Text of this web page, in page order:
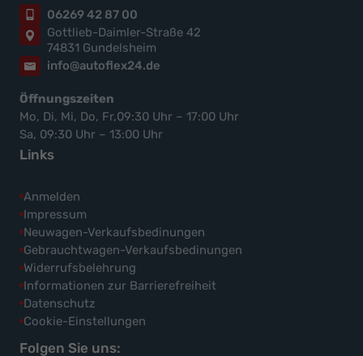
06269 42 87 00
Gottlieb-Daimler-Straße 42
74831 Gundelsheim
info@autoflex24.de
Öffnungszeiten
Mo, Di, Mi, Do, Fr,09:30 Uhr – 17:00 Uhr
Sa, 09:30 Uhr – 13:00 Uhr
Links
Anmelden
Impressum
Neuwagen-Verkaufsbedinungen
Gebrauchtwagen-Verkaufsbedinungen
Widerrufsbelehrung
Informationen zur Barrierefreiheit
Datenschutz
Cookie-Einstellungen
Folgen Sie uns: